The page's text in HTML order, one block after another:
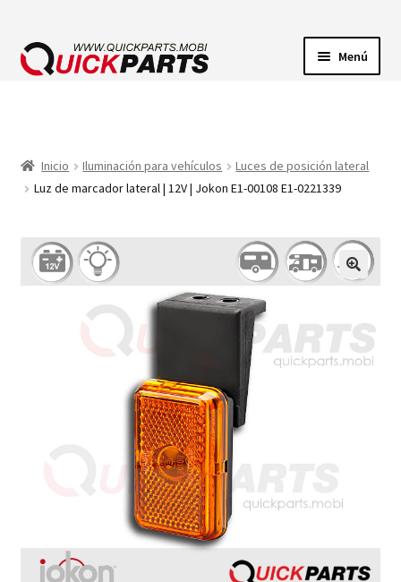
Menú
CLAXONES
Inicio Iluminación para vehículos
Luces de posición lateral
Luz de marcador lateral | 12V | Jokon E1-00108 E1-0221339